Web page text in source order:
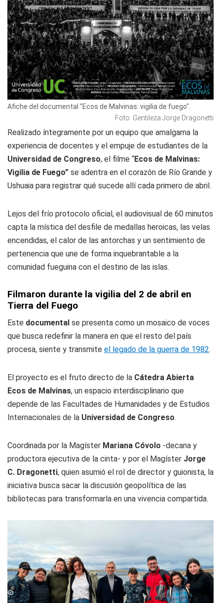
Afiche del documental "Ecos de Malvinas: vigilia de fuego".
Foto: Gentileza Jorge Dragonetti
Realizado íntegramente por un equipo que amalgama la
experiencia de docentes y el empuje de estudiantes de la
Universidad de Congreso, el filme “Ecos de Malvinas:
Vigilia de Fuego” se adentra en el corazón de Río Grande y
Ushuaia para registrar qué sucede allí cada primero de abril.
Lejos del frío protocolo oficial, el audiovisual de 60 minutos
capta la mística del desfile de medallas heroicas, las velas
encendidas, el calor de las antorchas y un sentimiento de
pertenencia que une de forma inquebrantable a la
comunidad fueguina con el destino de las islas.
Filmaron durante la vigilia del 2 de abril en
Tierra del Fuego
Este documental se presenta como un mosaico de voces
que busca redefinir la manera en que el resto del país
procesa, siente y transmite el legado de la guerra de 1982.
El proyecto es el fruto directo de la Cátedra Abierta
Ecos de Malvinas, un espacio interdisciplinario que
depende de las Facultades de Humanidades y de Estudios
Internacionales de la Universidad de Congreso.
Coordinada por la Magíster Mariana Cóvolo -decana y
productora ejecutiva de la cinta- y por el Magíster Jorge
C. Dragonetti, quien asumió el rol de director y guionista, la
iniciativa busca sacar la discusión geopolítica de las
bibliotecas para transformarla en una vivencia compartida.